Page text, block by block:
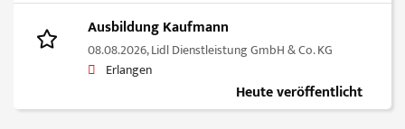
Ausbildung Kaufmann
08.08.2026,Lidl Dienstleistung GmbH & Co. KG
Erlangen
Heute veröffentlicht